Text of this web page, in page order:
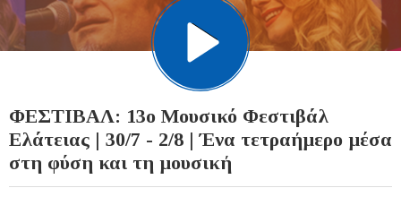
ΦΕΣΤΙΒΑΛ: 13ο Μουσικό Φεστιβάλ
Ελάτειας | 30/7 - 2/8 | Ένα τετραήμερο μέσα
στη φύση και τη μουσική